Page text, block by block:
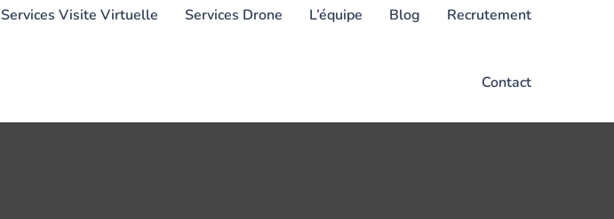
Services Visite Virtuelle Services Drone L’équipe Blog Recrutement
Contact